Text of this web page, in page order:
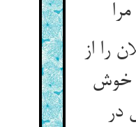
را از
خوش
در